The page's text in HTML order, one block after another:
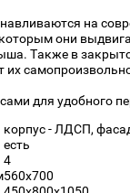
на
они
Также в
их
для удобного
корпус - ЛДСП,
есть
4
560х700